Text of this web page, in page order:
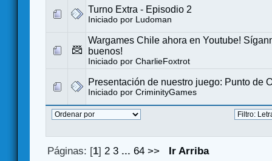
Turno Extra - Episodio 2
Iniciado por Ludoman
Wargames Chile ahora en Youtube!
buenos!
Iniciado por CharlieFoxtrot
Presentación de nuestro juego: Punto de
Iniciado por CriminityGames
Páginas: [1] 2 3 ...64 >> Ir Arriba